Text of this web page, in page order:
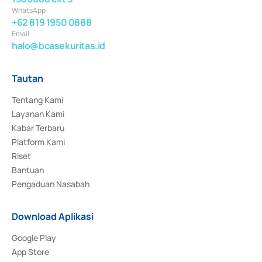
WhatsApp
+62 819 1950 0888
Email
halo@bcasekuritas.id
Tautan
Tentang Kami
Layanan Kami
Kabar Terbaru
Platform Kami
Riset
Bantuan
Pengaduan Nasabah
Download Aplikasi
Google Play
App Store